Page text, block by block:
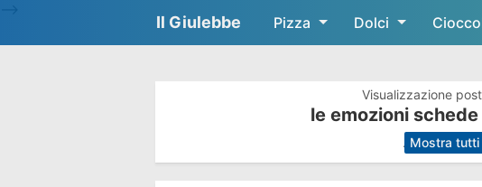
Il Giulebbe Pizza Dolci
Visualizzazione
le emozioni
. Mostra